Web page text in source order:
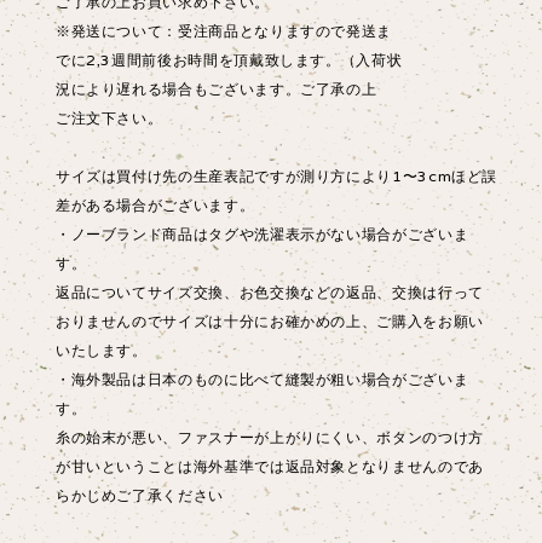
※発送について：受注商品となりますので発送ま
でに2,3週間前後お時間を頂戴致します。（入荷状
況により遅れる場合もございます。ご了承の上
ご注文下さい。
サイズは買付け先の生産表記ですが測り方により1〜3cmほど誤
差がある場合がございます。
・ノーブランド商品はタグや洗濯表示がない場合がございま
す。
返品についてサイズ交換、お色交換などの返品、交換は行って
おりませんのでサイズは十分にお確かめの上、ご購入をお願い
いたします。
・海外製品は日本のものに比べて縫製が粗い場合がございま
す。
糸の始末が悪い、ファスナーが上がりにくい、ボタンのつけ方
が甘いということは海外基準では返品対象となりませんのであ
らかじめご了承ください